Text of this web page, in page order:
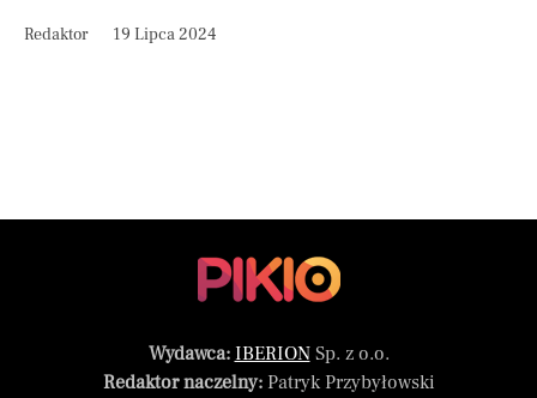
Redaktor 19 Lipca 2024
Wydawca: IBERIONSp. z o.o.
Redaktor naczelny:Patryk Przybyłowski